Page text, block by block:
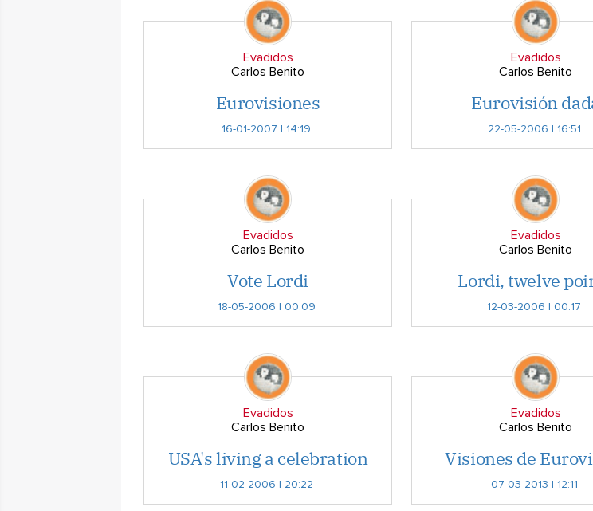
Evadidos
Carlos Benito
Eurovisiones
16-01-2007 | 14:19
Evadidos
Carlos Benito
Eurovisión
22-05-2006 | 16:51
Evadidos
Carlos Benito
Vote Lordi
18-05-2006 | 00:09
Evadidos
Carlos Benito
Lordi, twelve
12-03-2006 | 00:17
Evadidos
Carlos Benito
USA's living a celebration
11-02-2006 | 20:22
Evadidos
Carlos Benito
Visiones de
07-03-2013 | 12:11